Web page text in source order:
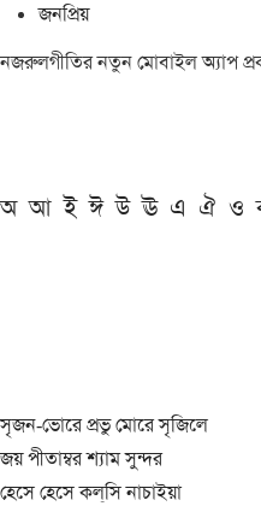
জনপ্রিয়
নজরুলগীতির নতুন মোবাইল অ্যাপ
অ আ ই ঈ উ ঊ এ ঐ ও
সৃজন-ভোরে প্রভু মোরে সৃজিলে
জয় পীতাম্বর শ্যাম সুন্দর
হেসে হেসে কল্‌সি নাচাইয়া